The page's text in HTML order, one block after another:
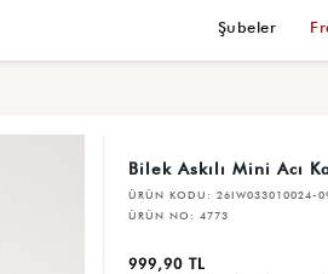
Şubeler
Bilek Askılı Mini Acı
ÜRÜN KODU: 26IW033010024-
ÜRÜN NO: 4773
999,90 TL